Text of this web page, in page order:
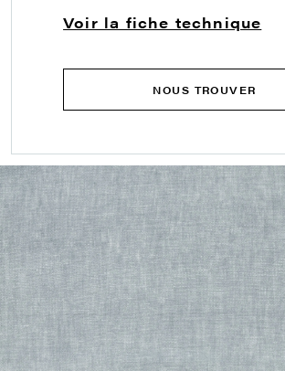
Voir la fiche technique
NOUS TROUVER